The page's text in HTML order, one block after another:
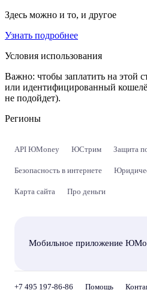
Здесь можно и то, и другое
Узнать подробнее
Условия использования
Важно: чтобы заплатить на этой
или идентифицированный
не подойдет).
Регионы
API ЮMoney ЮСтрим Защита
Безопасность в интернете
Карта сайта Про деньги
Мобильное приложение
+7 495 197-86-86 Помощь